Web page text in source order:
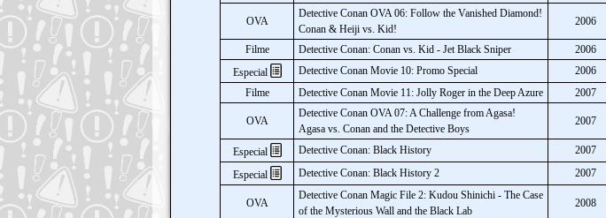
OVA
Detective Conan OVA 06: Follow the Vanished Diamond!
Conan & Heiji vs. Kid!
2006
Filme Detective Conan: Conan vs. Kid - Jet Black Sniper
2006
Especial
Detective Conan Movie 10: Promo Special
2006
Filme
Detective Conan Movie 11: Jolly Roger in the Deep Azure 2007
OVA
Detective Conan OVA 07: A Challenge from Agasa!
Agasa vs. Conan and the Detective Boys
2007
Especial Detective Conan: Black History 2007
Especial Detective Conan: Black History 2 2007
OVA
Detective Conan Magic File 2: Kudou Shinichi - The Case
of the Mysterious Wall and the Black Lab
2008